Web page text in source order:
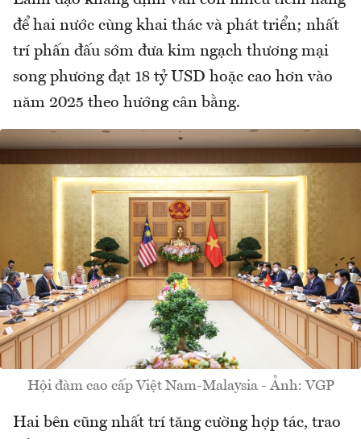
để hai nước cùng khai thác và phát triển; nhất
trí phấn đấu sớm đưa kim ngạch thương mại
song phương đạt 18 tỷ USD hoặc cao hơn vào
năm 2025 theo hướng cân bằng.
Hội đàm cao cấp Việt Nam-Malaysia - Ảnh: VGP
Hai bên cũng nhất trí tăng cường hợp tác, trao